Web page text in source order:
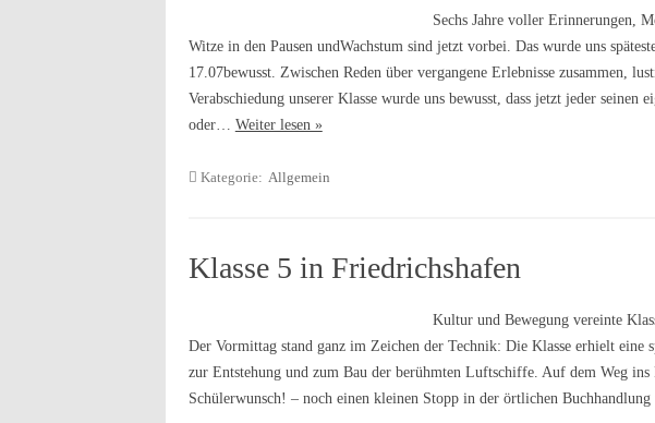
Sechs Jahre voller Erinnerungen,
Witze in den Pausen undWachstum sind jetzt vorbei. Das wurde uns
17.07bewusst. Zwischen Reden über vergangene Erlebnisse zusammen,
Verabschiedung unserer Klasse wurde uns bewusst, dass jetzt jeder seinen
oder… Weiter lesen »
Kategorie: Allgemein
Klasse 5 in Friedrichshafen
Kultur und Bewegung vereinte
Der Vormittag stand ganz im Zeichen der Technik: Die Klasse erhielt eine
zur Entstehung und zum Bau der berühmten Luftschiffe. Auf dem Weg ins
Schülerwunsch! – noch einen kleinen Stopp in der örtlichen